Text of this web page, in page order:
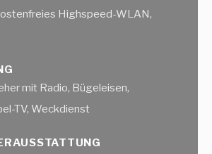
Highspeed-WLAN,
mit Radio, Bügeleisen,
TV, Weckdienst